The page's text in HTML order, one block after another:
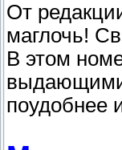
От
маглочь!
В этом
поудобнее